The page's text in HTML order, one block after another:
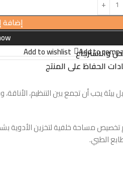
إضافة
Add to
Add to wishlist والاسترجاع
الحفاظ على المنتج
يجب أن تجمع بين التنظيم،
مساحة خلفية لتخزين الأدوية
الطبي.